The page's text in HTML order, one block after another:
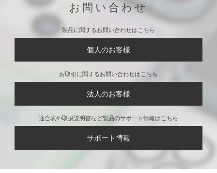
お問い合わせ
製品に関するお問い合わせはこちら
個人のお客様
お取引に関するお問い合わせはこちら
法人のお客様
適合表や取扱説明書など製品のサポート情報はこちら
サポート情報